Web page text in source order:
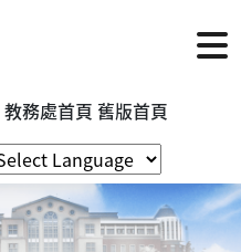
教務處首頁 舊版首頁